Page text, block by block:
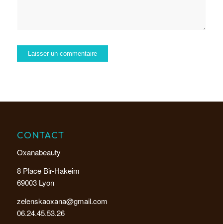
CONTACT
Oxanabeauty
8 Place Bir-Hakeim
69003 Lyon
zelenskaoxana@gmail.com
06.24.45.53.26